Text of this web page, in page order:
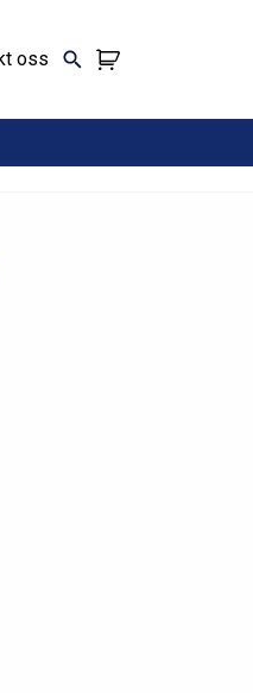
oss